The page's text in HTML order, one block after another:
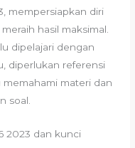
mempersiapkan diri
hasil maksimal.
dipelajari dengan
diperlukan referensi
materi dan
soal.
2023 dan kunci